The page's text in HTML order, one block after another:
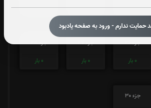
حمایت ندارم - ورود به صفحه یادبود
0بار
0بار
0بار
جزء 26
0 بار
جزء 27
0 بار
جزء 28
0 بار
جزء 30